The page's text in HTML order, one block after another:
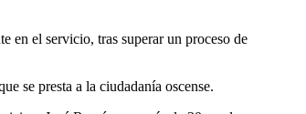
extinción de incendios y salvamento del
el servicio, tras superar un proceso de
se presta a la ciudadanía oscense.